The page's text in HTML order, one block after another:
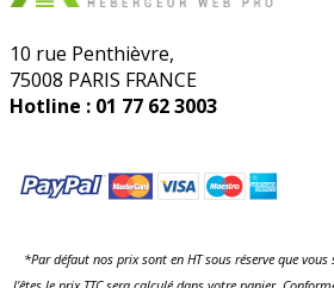
10 rue Penthièvre,
75008 PARIS FRANCE
Hotline : 01 77 62 3003
*Par défaut nos prix sont en HT sous réserve que